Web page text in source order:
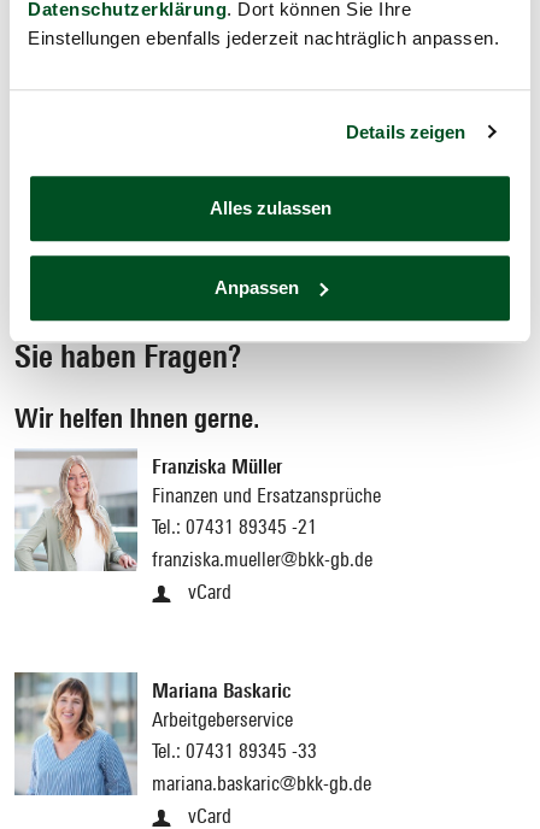
Datenschutzerklärung. Dort können Sie Ihre
Einstellungen ebenfalls jederzeit nachträglich anpassen.
Details zeigen
Alles zulassen
Anpassen
Zu den aktuellen Beitragssätzen
Sie haben Fragen?
Wir helfen Ihnen gerne.
Franziska Müller
Finanzen und Ersatzansprüche
Tel.: 07431 89345 -21
franziska.mueller@bkk-gb.de
vCard
Mariana Baskaric
Arbeitgeberservice
Tel.: 07431 89345 -33
mariana.baskaric@bkk-gb.de
vCard